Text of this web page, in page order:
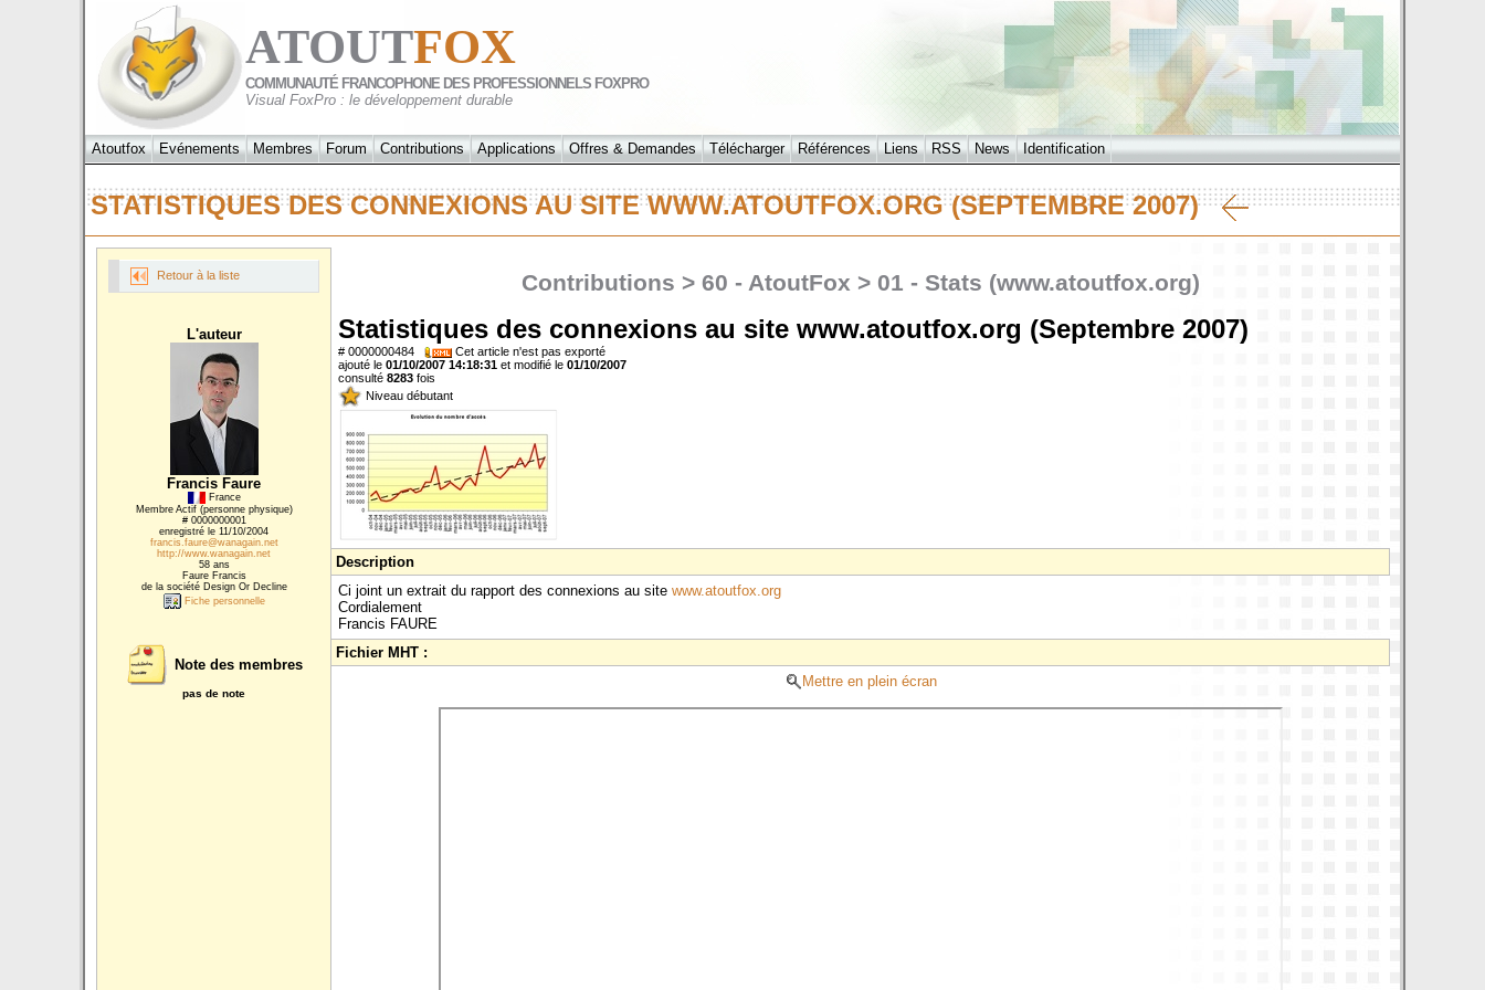
ATOUTFOX
COMMUNAUTÉ FRANCOPHONE DES PROFESSIONNELS FOXPRO
Visual FoxPro : le développement durable
Atoutfox Evénements Membres Forum Contributions Applications Offres & Demandes Télécharger Références Liens RSS News Identification
STATISTIQUES DES CONNEXIONS AU SITE WWW.ATOUTFOX.ORG (SEPTEMBRE 2007)
Retour à la liste
L'auteur
Francis Faure
France
Membre Actif (personne physique)
# 0000000001
enregistré le 11/10/2004
francis.faure@wanagain.net
http://www.wanagain.net
58 ans
Faure Francis
de la société Design Or Decline
Fiche personnelle
Note des membres
pas de note
Contributions > 60 - AtoutFox > 01 - Stats (www.atoutfox.org)
Statistiques des connexions au site www.atoutfox.org (Septembre 2007)
# 0000000484
Cet article n'est pas exporté
ajouté le 01/10/2007 14:18:31 et modifié le 01/10/2007
consulté 8283 fois
Niveau débutant
Description
Ci joint un extrait du rapport des connexions au site www.atoutfox.org
Cordialement
Francis FAURE
Fichier MHT :
Mettre en plein écran